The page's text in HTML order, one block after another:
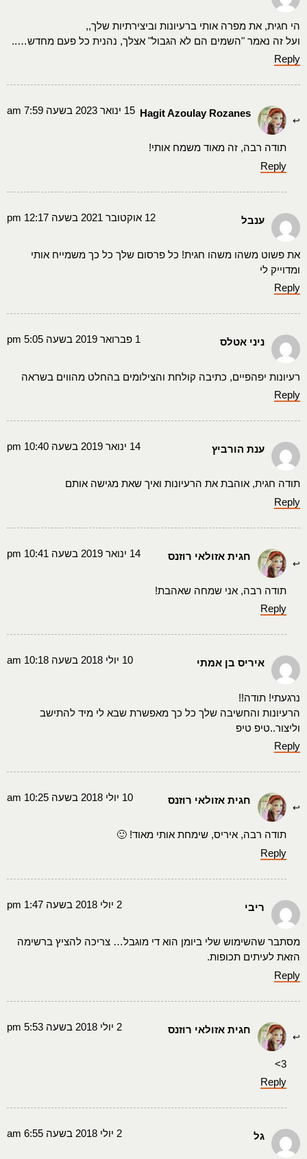
הי חגית, את מפרה אותי ברעיונות וביצירתיות שלך,,
ועל זה נאמר "השמים הם לא הגבול" אצלך, נהנית כל פעם מחדש…..
Reply
Hagit Azoulay Rozanes 15 ינואר 2023 בשעה 7:59 am
תודה רבה, זה מאוד משמח אותי!
Reply
ענבל 12 אוקטובר 2021 בשעה 12:17 pm
את פשוט משהו משהו חגית! כל פרסום שלך כל כך משמייח אותי
ומדוייק לי
Reply
ניני אטלס 1 פברואר 2019 בשעה 5:05 pm
רעיונות יפהפיים, כתיבה קולחת והצילומים בהחלט מהווים בשראה
Reply
ענת הורביץ 14 ינואר 2019 בשעה 10:40 pm
תודה חגית, אוהבת את הרעיונות ואיך שאת מגישה אותם
Reply
חגית אזולאי רוזנס 14 ינואר 2019 בשעה 10:41 pm
תודה רבה, אני שמחה שאהבת!
Reply
איריס בן אמתי 10 יולי 2018 בשעה 10:18 am
נרגעתי! תודה!!
הרעיונות והחשיבה שלך כל כך מאפשרת שבא לי מיד להתישב
וליצור..טיפ טיפ
Reply
חגית אזולאי רוזנס 10 יולי 2018 בשעה 10:25 am
תודה רבה, איריס, שימחת אותי מאוד! 🙂
Reply
ריבי 2 יולי 2018 בשעה 1:47 pm
מסתבר שהשימוש שלי ביומן הוא די מוגבל… צריכה להציץ ברשימה
הזאת לעיתים תכופות.
Reply
חגית אזולאי רוזנס 2 יולי 2018 בשעה 5:53 pm
3>
Reply
גל 2 יולי 2018 בשעה 6:55 am